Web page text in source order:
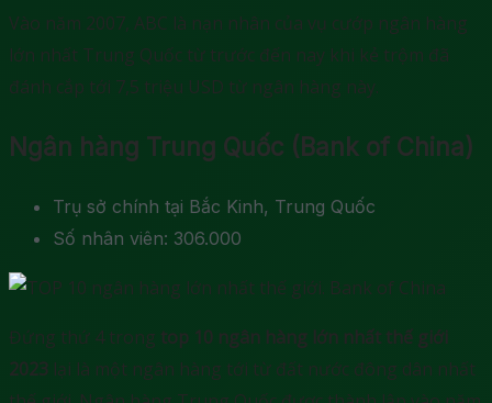
Vào năm 2007, ABC là nạn nhân của vụ cướp ngân hàng
lớn nhất Trung Quốc từ trước đến nay khi kẻ trộm đã
đánh cắp tới 7,5 triệu USD từ ngân hàng này.
Ngân hàng Trung Quốc (Bank of China)
Trụ sở chính tại Bắc Kinh, Trung Quốc
Số nhân viên: 306.000
Đứng thứ 4 trong top 10 ngân hàng lớn nhất thế giới
2023 lại là một ngân hàng tới từ đất nước đông dân nhất